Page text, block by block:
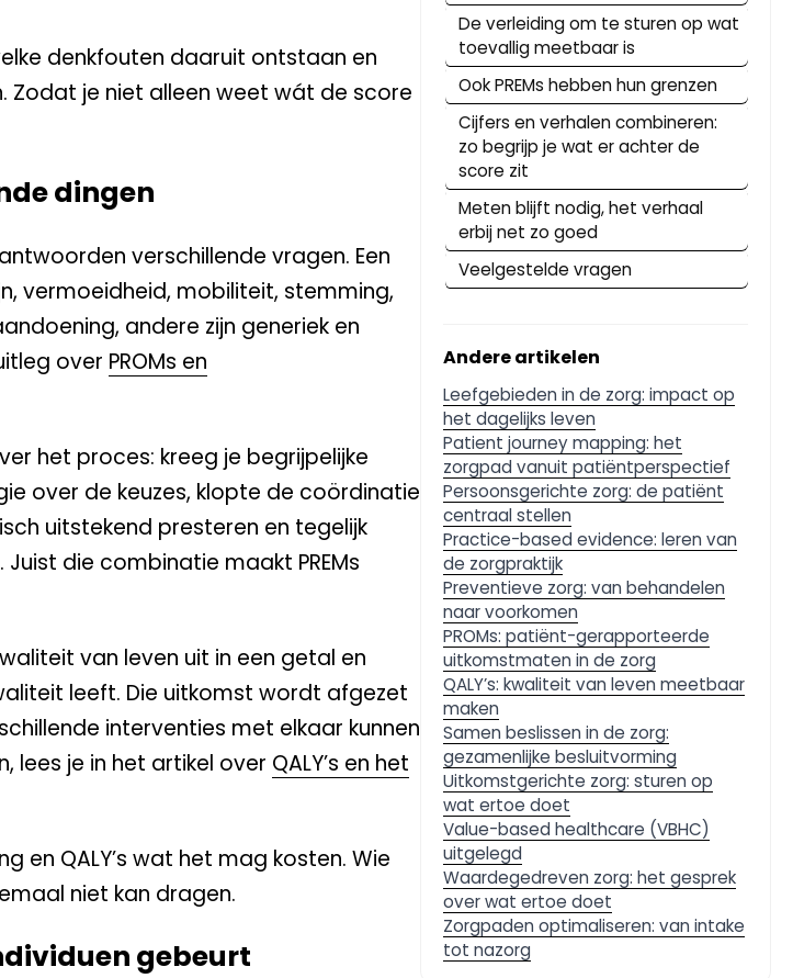
denkfouten daaruit ontstaan en
je niet alleen weet wát de score
dingen
verschillende vragen. Een
vermoeidheid, mobiliteit, stemming,
andere zijn generiek en
over PROMs en
het proces: kreeg je begrijpelijke
over de keuzes, klopte de coördinatie
uitstekend presteren en tegelijk
die combinatie maakt PREMs
van leven uit in een getal en
leeft. Die uitkomst wordt afgezet
interventies met elkaar kunnen
lees je in het artikel over QALY’s en het
en QALY’s wat het mag kosten. Wie
niet kan dragen.
gebeurt
De verleiding om te sturen op wat
toevallig meetbaar is
Ook PREMs hebben hun grenzen
Cijfers en verhalen combineren:
zo begrijp je wat er achter de
score zit
Meten blijft nodig, het verhaal
erbij net zo goed
Veelgestelde vragen
Andere artikelen
Leefgebieden in de zorg: impact op
het dagelijks leven
Patient journey mapping: het
zorgpad vanuit patiëntperspectief
Persoonsgerichte zorg: de patiënt
centraal stellen
Practice-based evidence: leren van
de zorgpraktijk
Preventieve zorg: van behandelen
naar voorkomen
PROMs: patiënt-gerapporteerde
uitkomstmaten in de zorg
QALY’s: kwaliteit van leven meetbaar
maken
Samen beslissen in de zorg:
gezamenlijke besluitvorming
Uitkomstgerichte zorg: sturen op
wat ertoe doet
Value-based healthcare (VBHC)
uitgelegd
Waardegedreven zorg: het gesprek
over wat ertoe doet
Zorgpaden optimaliseren: van intake
tot nazorg